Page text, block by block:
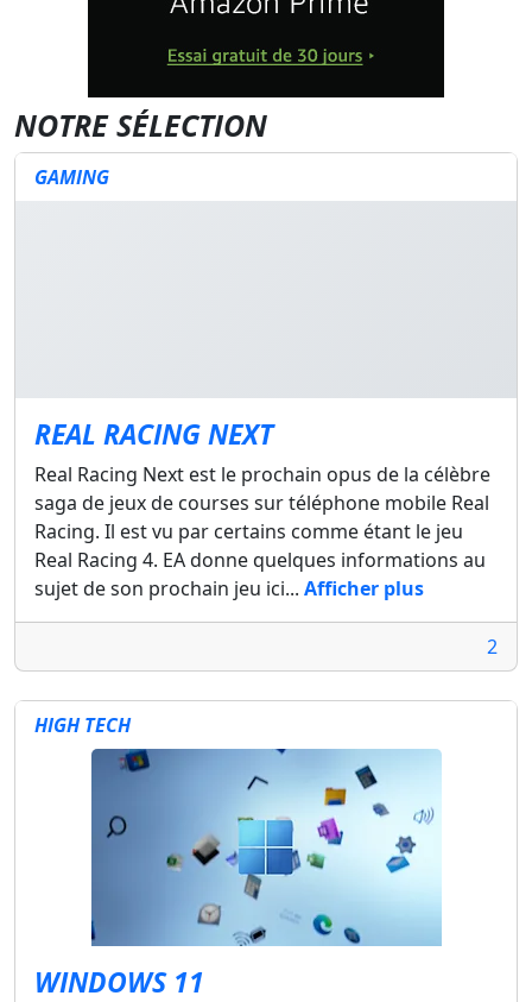
NOTRE SÉLECTION
GAMING
REAL RACING NEXT
Real Racing Next est le prochain opus de la célèbre
saga de jeux de courses sur téléphone mobile Real
Racing. Il est vu par certains comme étant le jeu
Real Racing 4. EA donne quelques informations au
sujet de son prochain jeu ici... Afficher plus
2
HIGH TECH
WINDOWS 11